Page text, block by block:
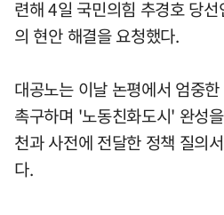
련해 4일 국민의힘 추경호 당
의 현안 해결을 요청했다.
대공노는 이날 논평에서 엄중
촉구하며 '노동친화도시' 완성
천과 사전에 전달한 정책 질의
다.